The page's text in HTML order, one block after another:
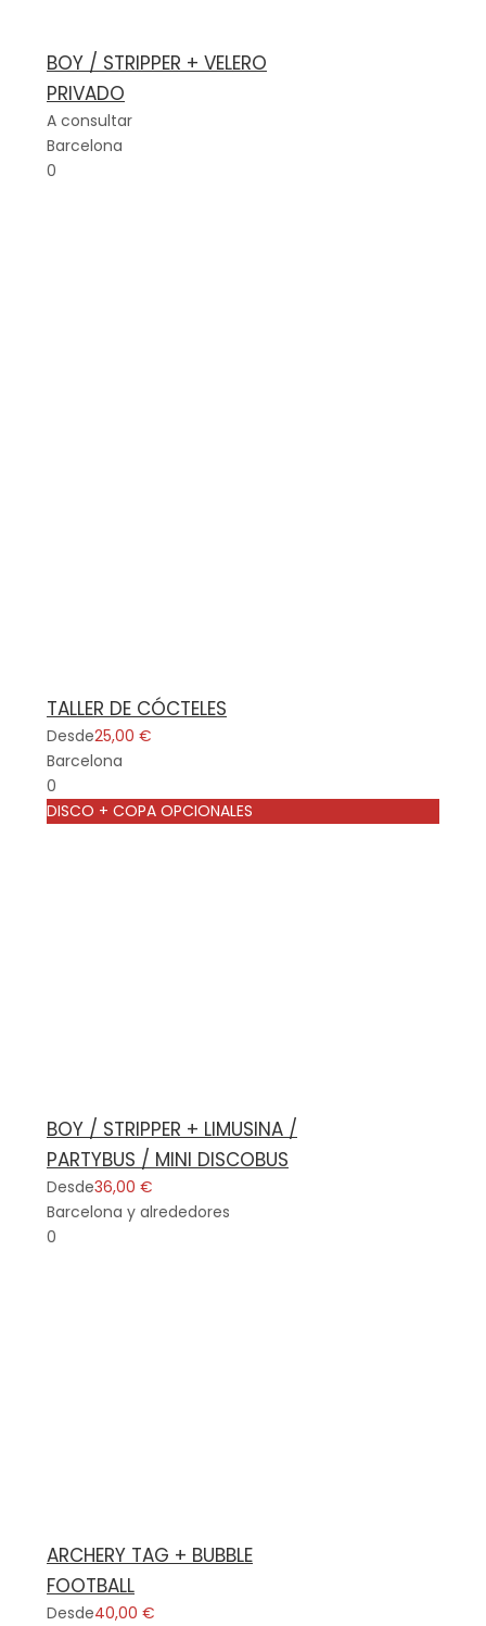
BOY / STRIPPER + VELERO
PRIVADO
A consultar
Barcelona
0
TALLER DE CÓCTELES
Desde25,00 €
Barcelona
0
DISCO + COPA OPCIONALES
BOY / STRIPPER + LIMUSINA /
PARTYBUS / MINI DISCOBUS
Desde36,00 €
Barcelona y alrededores
0
ARCHERY TAG + BUBBLE
FOOTBALL
Desde40,00 €